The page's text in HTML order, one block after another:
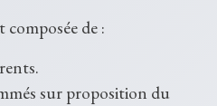
composée de :
sur proposition du